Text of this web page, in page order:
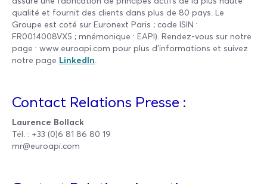
qualité et fournit des clients dans plus de 80 pays. Le
Groupe est coté sur Euronext Paris ; code ISIN :
FR0014008VX5 ; mnémonique : EAPI). Rendez-vous sur notre
page : www.euroapi.com pour plus d’informations et suivez
notre page LinkedIn
Contact Relations Presse :
Laurence Bollack
Tél. : +33 (0)6 81 86 80 19
mr@euroapi.com